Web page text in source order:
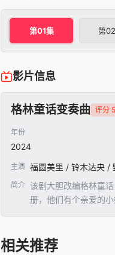
第01集 第
影片信息
格林童话变奏曲 评分
年份
2024
主演
简介 该剧大胆改编格林童
册，他们有个亲爱的
相关推荐